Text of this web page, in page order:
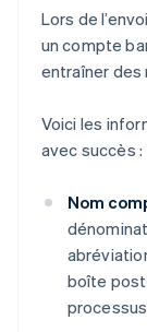
Lors de
un compte
entraîner
Voici les
avec succès :
Nom
boîte